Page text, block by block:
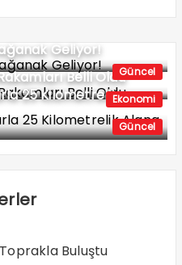
Güncel
Geliyor!
Ekonomi
Belli Oldu
Güncel
25 Kilometrelik
Buluştu